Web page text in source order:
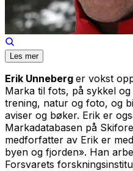
Les mer
Erik Unneberg er vokst
Marka til fots, på sykkel
trening, natur og foto, og
aviser og bøker. Erik er
Markadatabasen på
medforfatter av Erik er
byen og fjorden». Han
Forsvarets